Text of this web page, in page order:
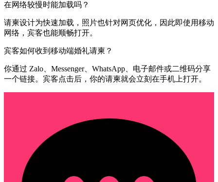
在网络较慢时能加载吗？
请柬设计为快速加载，照片也针对网页优化，因此即使用移动
网络，宾客也能顺畅打开。
宾客如何收到移动端婚礼请柬？
你通过 Zalo、Messenger、WhatsApp、电子邮件或二维码分享
一个链接。宾客点击后，你的请柬就会立刻在手机上打开。